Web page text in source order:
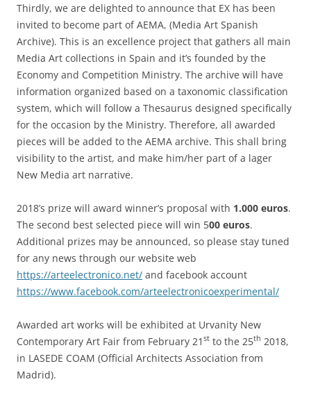
Thirdly, we are delighted to announce that EX has been
invited to become part of AEMA, (Media Art Spanish
Archive). This is an excellence project that gathers all main
Media Art collections in Spain and it’s founded by the
Economy and Competition Ministry. The archive will have
information organized based on a taxonomic classification
system, which will follow a Thesaurus designed specifically
for the occasion by the Ministry. Therefore, all awarded
pieces will be added to the AEMA archive. This shall bring
visibility to the artist, and make him/her part of a lager
New Media art narrative.
2018’s prize will award winner’s proposal with 1.000 euros.
The second best selected piece will win 500 euros.
Additional prizes may be announced, so please stay tuned
for any news through our website web
https://arteelectronico.net/ and facebook account
https://www.facebook.com/arteelectronicoexperimental/
Awarded art works will be exhibited at Urvanity New
Contemporary Art Fair from February 21 st to the 25th 2018,
in LASEDE COAM (Official Architects Association from
Madrid).